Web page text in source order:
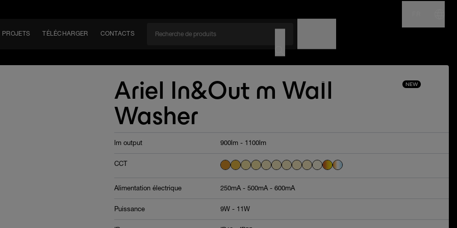
PROJETS TÉLÉCHARGER CONTACTS
NOM
Ariel In&Out m Wall
Washer
NEW
lm output 900lm - 1100lm
CCT
Alimentation électrique 250mA - 500mA - 600mA
Puissance 9W - 11W